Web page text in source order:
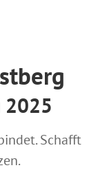
2025
Schafft